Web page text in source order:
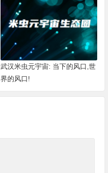
武汉米虫元宇宙: 当下的风口,世
界的风口!